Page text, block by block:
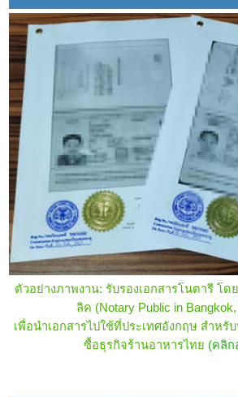
ตัวอย่างภาพงาน: รับรองเอกสารโนตารี โ
ลิค (Notary Public in Bangkok,
เพื่อนำเอกสารไปใช้ที่ประเทศอังกฤษ สำหรั
ซื้อธุรกิจร้านอาหารไทย (คลิก